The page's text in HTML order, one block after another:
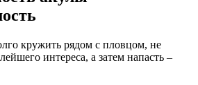
кружить рядом с пловцом, не
интереса, а затем напасть –